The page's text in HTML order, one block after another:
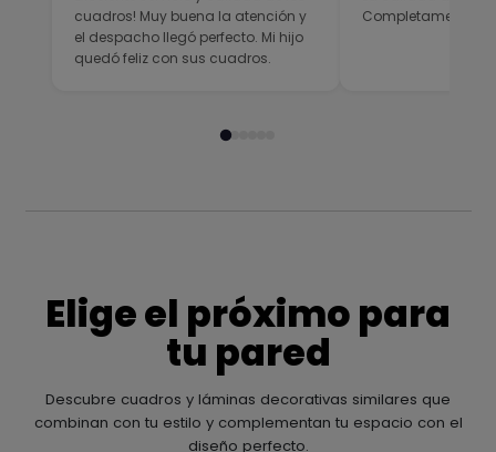
cuadros! Muy buena la atención y
el despacho llegó perfecto. Mi hijo
quedó feliz con sus cuadros.
Completamente
Elige el próximo para
tu pared
Descubre cuadros y láminas decorativas similares que
combinan con tu estilo y complementan tu espacio con el
diseño perfecto.